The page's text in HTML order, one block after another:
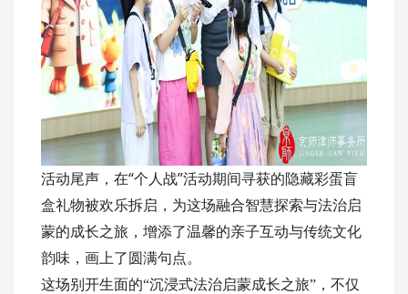
活动尾声， 在“个人战”活动期间寻获的隐藏彩蛋盲
盒礼物被欢乐拆启，为这场融合智慧探索与法治启
蒙的成长之旅，增添了温馨的亲子互动与传统文化
韵味，画上了圆满句点。
这场别开生面的“沉浸式法治启蒙成长之旅”，不仅